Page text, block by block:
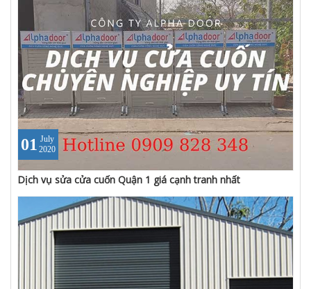
01 July
2020
Dịch vụ sửa cửa cuốn Quận 1 giá cạnh tranh nhất